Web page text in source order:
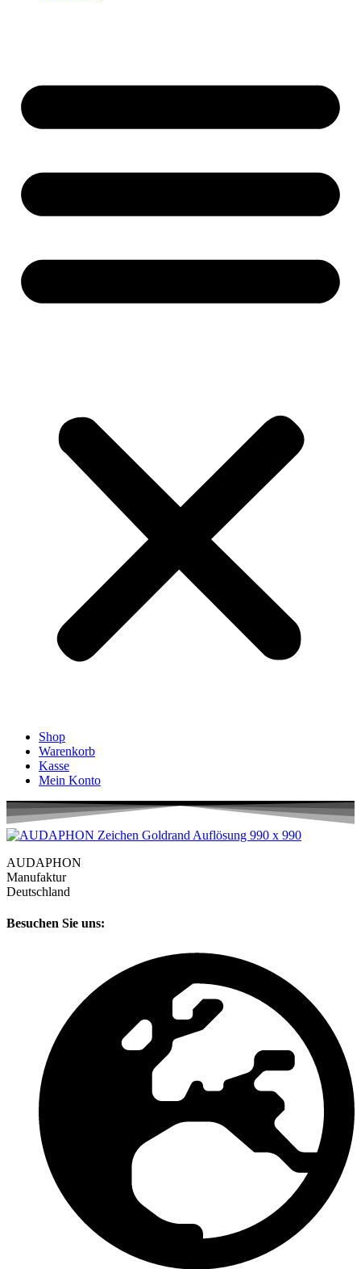
Shop
Warenkorb
Kasse
Mein Konto
AUDAPHON
Manufaktur
Deutschland
Besuchen Sie uns: